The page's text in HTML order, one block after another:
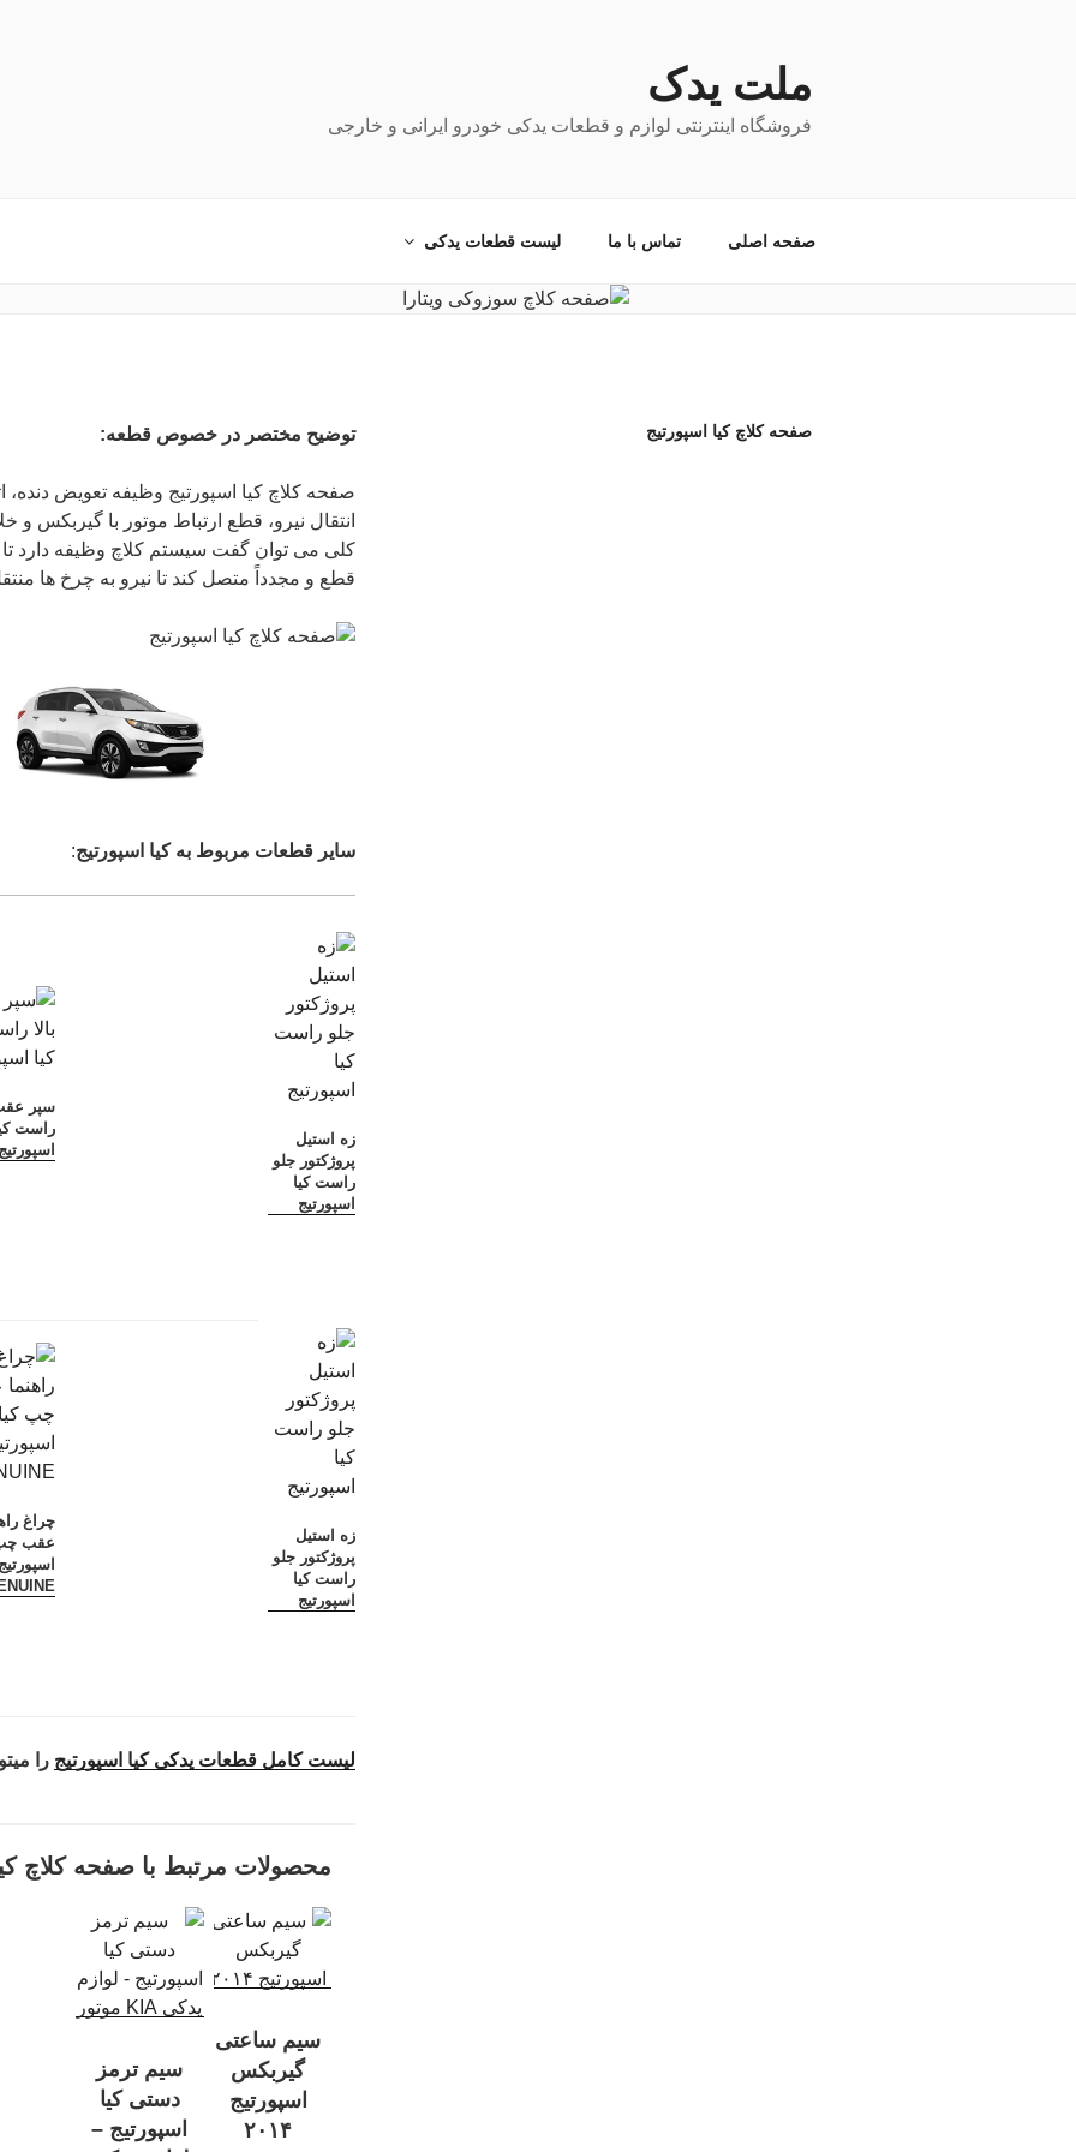
ملت یدک
فروشگاه اینترنتی لوازم و قطعات یدکی خودرو ایرانی و خارجی
صفحه اصلی تماس با ما لیست قطعات یدکی
صفحه کلاچ کیا اسپورتیج توضیح مختصر در خصوص قطعه:
صفحه کلاچ کیا اسپورتیج وظیفه تعویض
انتقال نیرو، قطع ارتباط موتور با گیربکس
کلی می توان گفت سیستم کلاچ وظیفه دارد تا
قطع و مجدداً متصل کند تا نیرو به چرخ ها
سایر قطعات مربوط به کیا اسپورتیج:
زه استیل
پروژکتور جلو
راست کیا
اسپورتیج
سپر عقب
راست
اسپورتیج
زه استیل
پروژکتور جلو
راست کیا
اسپورتیج
چراغ
عقب چپ
لیست کامل قطعات یدکی کیا اسپورتیج را
محصولات مرتبط با صفحه کلاچ
سیم ساعتی
گیربکس
اسپورتیج
۲۰۱۴
سیم ترمز
دستی کیا
اسپورتیج –